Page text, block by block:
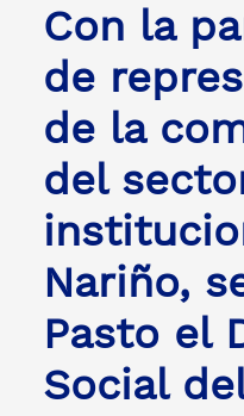
Con la
de
de la
del
Nariño,
Pasto el
Social